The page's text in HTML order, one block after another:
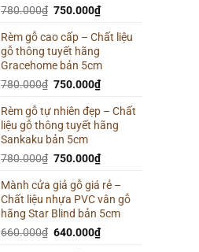
780.000₫ Giá
là:
780.000₫.
750.000₫Giá
tại
750.000₫.
Rèm gỗ cao cấp – Chất liệu
gỗ thông tuyết hãng
Gracehome bản 5cm
780.000₫ Giá
là:
780.000₫.
750.000₫Giá
tại
là:
Rèm gỗ tự nhiên đẹp – Chất
liệu gỗ thông tuyết hãng
Sankaku bản 5cm
780.000₫ Giá
là:
780.000₫.
750.000₫Giá
tại
là:
750.000₫.
Mành cửa giả gỗ giá rẻ –
Chất liệu nhựa PVC vân gỗ
hãng Star Blind bản 5cm
660.000₫ Giá
640.000₫Giá